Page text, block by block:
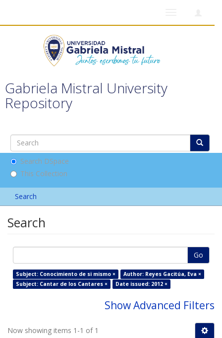
Gabriela Mistral University
Repository
Search DSpace
This Collection
Search
Search
Go
Subject: Conocimiento de si mismo ×
Author: Reyes Gacitúa, Eva ×
Subject: Cantar de los Cantares ×
Date issued: 2012 ×
Show Advanced Filters
Now showing items 1-1 of 1